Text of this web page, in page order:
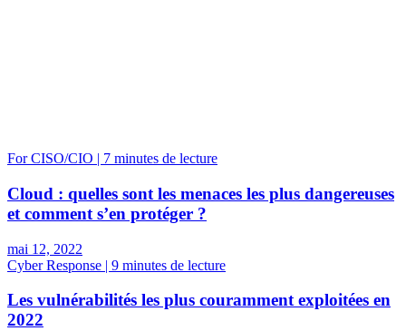
For CISO/CIO | 7 minutes de lecture
Cloud : quelles sont les menaces les plus dangereuses
et comment s’en protéger ?
mai 12, 2022
Cyber Response | 9 minutes de lecture
Les vulnérabilités les plus couramment exploitées en
2022